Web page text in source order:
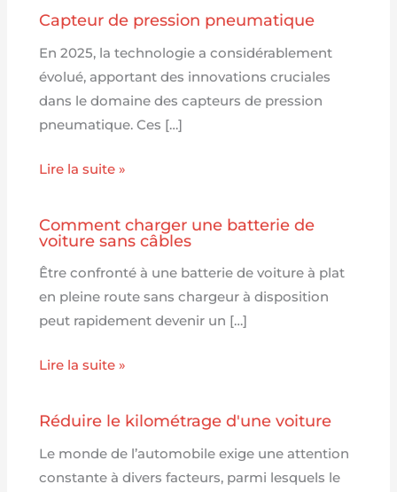
Capteur de pression pneumatique
En 2025, la technologie a considérablement
évolué, apportant des innovations cruciales
dans le domaine des capteurs de pression
pneumatique. Ces […]
Lire la suite »
Comment charger une batterie de
voiture sans câbles
Être confronté à une batterie de voiture à plat
en pleine route sans chargeur à disposition
peut rapidement devenir un […]
Lire la suite »
Réduire le kilométrage d'une voiture
Le monde de l’automobile exige une attention
constante à divers facteurs, parmi lesquels le